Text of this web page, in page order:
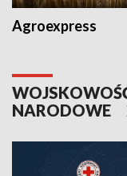
Agroexpress
NARODOWE